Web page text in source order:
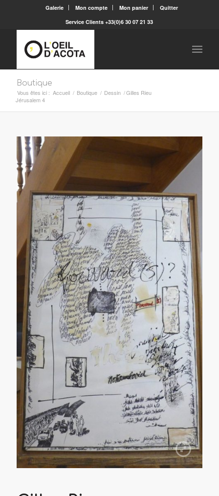
Galerie Mon compte Mon panier
Quitter
Service Clients +33(0)6 30 07 21 33
Boutique
Vous êtes ici : Accueil / Boutique / Dessin /Gilles Rieu
Jérusalem 4